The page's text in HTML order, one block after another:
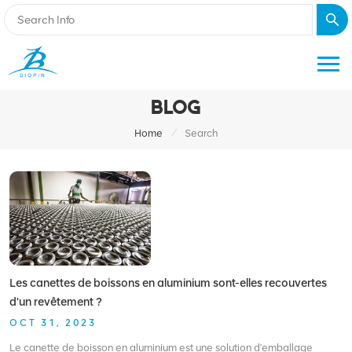
BLOG
Home / Search
Les canettes de boissons en aluminium sont-elles recouvertes
d'un revêtement ?
OCT 31, 2023
Le canette de boisson en aluminium est une solution d'emballage